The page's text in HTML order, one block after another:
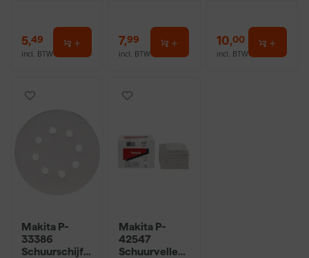
5,49
incl. BTW
7,99
incl. BTW
10,00
incl. BTW
Makita P-
33386
Schuurschijf
Makita P-
42547
Schuurvellen